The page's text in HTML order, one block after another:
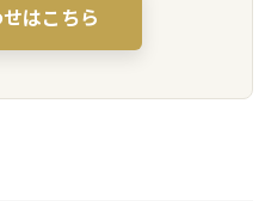
はこちら